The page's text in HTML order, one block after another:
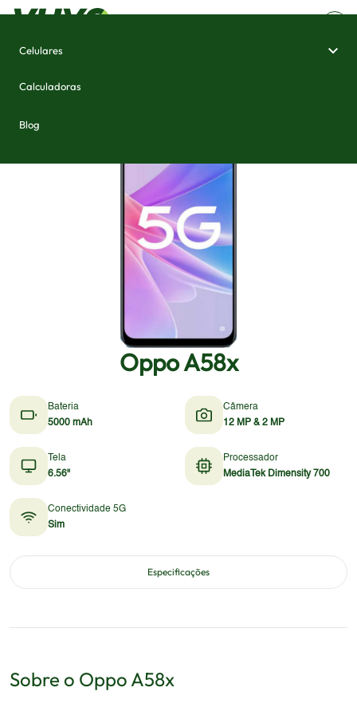
Celulares
Calculadoras
Blog
Oppo A58x
Bateria
5000 mAh
Câmera
12 MP & 2 MP
Tela
6.56"
Processador
MediaTek Dimensity 700
Conectividade 5G
Sim
Especificações
Sobre o Oppo A58x